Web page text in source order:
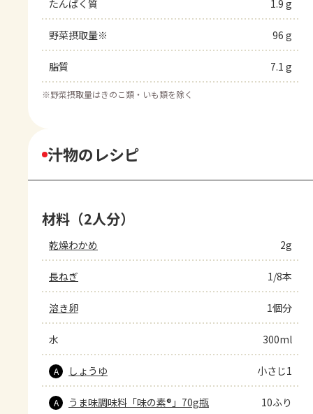
たんぱく質 1.9 g
野菜摂取量※ 96 g
脂質 7.1 g
※野菜摂取量はきのこ類・いも類を除く
汁物のレシピ
材料（2人分）
乾燥わかめ 2g
長ねぎ 1/8本
溶き卵 1個分
水 300ml
A しょうゆ 小さじ1
A うま味調味料「味の素®」70g瓶 10ふり